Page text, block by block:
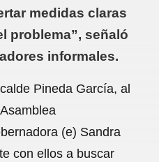
medidas claras
problema”, señaló
informales.
Pineda García, al
(e) Sandra
con ellos a buscar